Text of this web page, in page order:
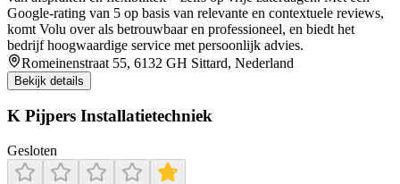
Google-rating van 5 op basis van relevante en contextuele reviews,
komt Volu over als betrouwbaar en professioneel, en biedt het
bedrijf hoogwaardige service met persoonlijk advies.
Romeinenstraat 55, 6132 GH Sittard, Nederland
Bekijk details
K Pijpers Installatietechniek
Gesloten